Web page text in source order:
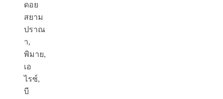
ดอย
สยาม
ปราณ
า,
พิมาย,
เอ
ไรซ์,
บี